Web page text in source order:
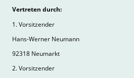
Vertreten durch:
1. Vorsitzender
Hans-Werner Neumann
92318 Neumarkt
2. Vorsitzender